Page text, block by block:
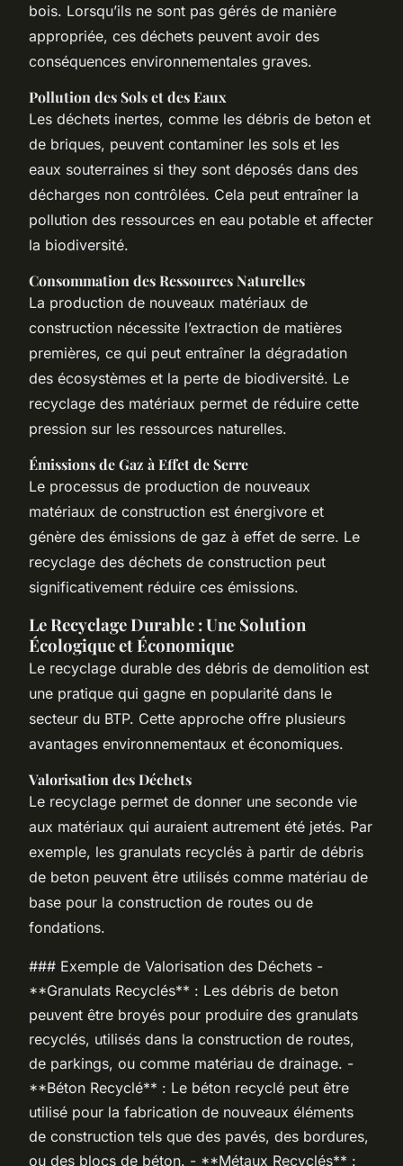
bois. Lorsqu’ils ne sont pas gérés de manière
appropriée, ces déchets peuvent avoir des
conséquences environnementales graves.
Pollution des Sols et des Eaux
Les déchets inertes, comme les débris de beton et
de briques, peuvent contaminer les sols et les
eaux souterraines si they sont déposés dans des
décharges non contrôlées. Cela peut entraîner la
pollution des ressources en eau potable et affecter
la biodiversité.
Consommation des Ressources Naturelles
La production de nouveaux matériaux de
construction nécessite l’extraction de matières
premières, ce qui peut entraîner la dégradation
des écosystèmes et la perte de biodiversité. Le
recyclage des matériaux permet de réduire cette
pression sur les ressources naturelles.
Émissions de Gaz à Effet de Serre
Le processus de production de nouveaux
matériaux de construction est énergivore et
génère des émissions de gaz à effet de serre. Le
recyclage des déchets de construction peut
significativement réduire ces émissions.
Le Recyclage Durable : Une Solution
Écologique et Économique
Le recyclage durable des débris de demolition est
une pratique qui gagne en popularité dans le
secteur du BTP. Cette approche offre plusieurs
avantages environnementaux et économiques.
Valorisation des Déchets
Le recyclage permet de donner une seconde vie
aux matériaux qui auraient autrement été jetés. Par
exemple, les granulats recyclés à partir de débris
de beton peuvent être utilisés comme matériau de
base pour la construction de routes ou de
fondations.
### Exemple de Valorisation des Déchets -
**Granulats Recyclés** : Les débris de beton
peuvent être broyés pour produire des granulats
recyclés, utilisés dans la construction de routes,
de parkings, ou comme matériau de drainage. -
**Béton Recyclé** : Le béton recyclé peut être
utilisé pour la fabrication de nouveaux éléments
de construction tels que des pavés, des bordures,
ou des blocs de béton. - **Métaux Recyclés** :